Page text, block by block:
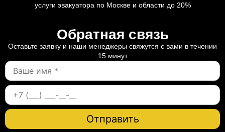
услуги эвакуатора по Москве и области до 20%
Обратная связь
Оставьте заявку и наши менеджеры свяжутся с вами в течении
15 минут